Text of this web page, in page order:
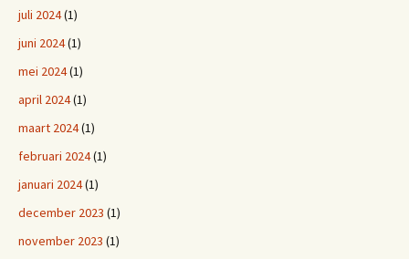
juli 2024(1)
juni 2024(1)
mei 2024(1)
april 2024(1)
maart 2024(1)
februari 2024(1)
januari 2024(1)
december 2023 (1)
november 2023 (1)